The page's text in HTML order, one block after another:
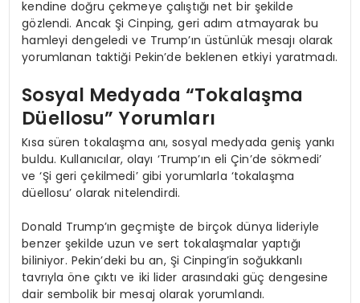
kendine doğru çekmeye çalıştığı net bir şekilde
gözlendi. Ancak Şi Cinping, geri adım atmayarak bu
hamleyi dengeledi ve Trump’ın üstünlük mesajı olarak
yorumlanan taktiği Pekin’de beklenen etkiyi yaratmadı.
Sosyal Medyada “Tokalaşma
Düellosu” Yorumları
Kısa süren tokalaşma anı, sosyal medyada geniş yankı
buldu. Kullanıcılar, olayı ‘Trump’ın eli Çin’de sökmedi’
ve ‘Şi geri çekilmedi’ gibi yorumlarla ‘tokalaşma
düellosu’ olarak nitelendirdi.
Donald Trump’ın geçmişte de birçok dünya lideriyle
benzer şekilde uzun ve sert tokalaşmalar yaptığı
biliniyor. Pekin’deki bu an, Şi Cinping’in soğukkanlı
tavrıyla öne çıktı ve iki lider arasındaki güç dengesine
dair sembolik bir mesaj olarak yorumlandı.